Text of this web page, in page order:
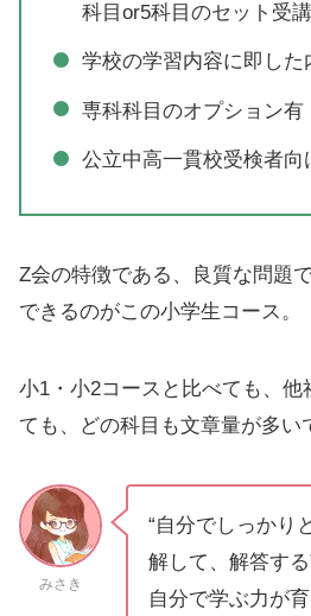
科目or5科目のセット受講
学校の学習内容に即した
専科科目のオプション有
公立中高一貫校受検者向
Z会の特徴である、良質な問題
できるのがこの小学生コース。
小1・小2コースと比べても、他
ても、どの科目も文章量が多い
みさき
“自分でしっかり
解して、解答する
自分で学ぶ力が育